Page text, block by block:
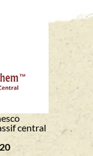
central